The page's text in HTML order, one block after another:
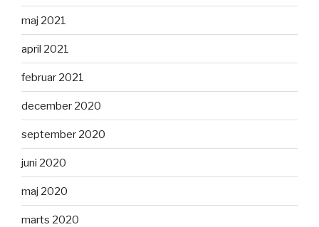
maj 2021
april 2021
februar 2021
december 2020
september 2020
juni 2020
maj 2020
marts 2020